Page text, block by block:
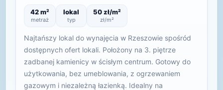
42 m²
metraż
lokal
typ
50 zł/m²
zł/m²
Najtańszy lokal do wynajęcia w Rzeszowie spośród
dostępnych ofert lokali. Położony na 3. piętrze
zadbanej kamienicy w ścisłym centrum. Gotowy do
użytkowania, bez umeblowania, z ogrzewaniem
gazowym i niezależną łazienką. Idealny na